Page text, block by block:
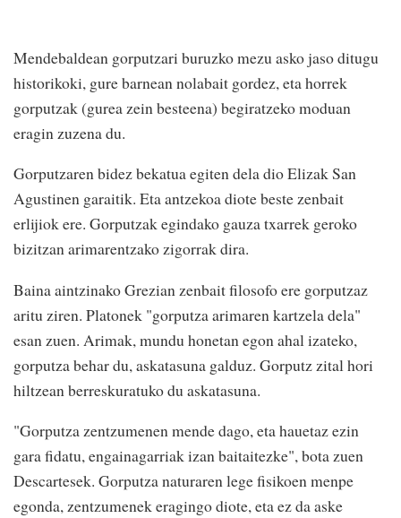
Mendebaldean gorputzari buruzko mezu asko jaso ditugu
historikoki, gure barnean nolabait gordez, eta horrek
gorputzak (gurea zein besteena) begiratzeko moduan
eragin zuzena du.
Gorputzaren bidez bekatua egiten dela dio Elizak San
Agustinen garaitik. Eta antzekoa diote beste zenbait
erlijiok ere. Gorputzak egindako gauza txarrek geroko
bizitzan arimarentzako zigorrak dira.
Baina aintzinako Grezian zenbait filosofo ere gorputzaz
aritu ziren. Platonek "gorputza arimaren kartzela dela"
esan zuen. Arimak, mundu honetan egon ahal izateko,
gorputza behar du, askatasuna galduz. Gorputz zital hori
hiltzean berreskuratuko du askatasuna.
"Gorputza zentzumenen mende dago, eta hauetaz ezin
gara fidatu, engainagarriak izan baitaitezke", bota zuen
Descartesek. Gorputza naturaren lege fisikoen menpe
egonda, zentzumenek eragingo diote, eta ez da aske